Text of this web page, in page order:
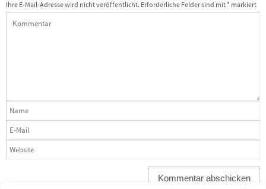
Ihre E-Mail-Adresse wird nicht veröffentlicht. Erforderliche Felder sind mit * markiert